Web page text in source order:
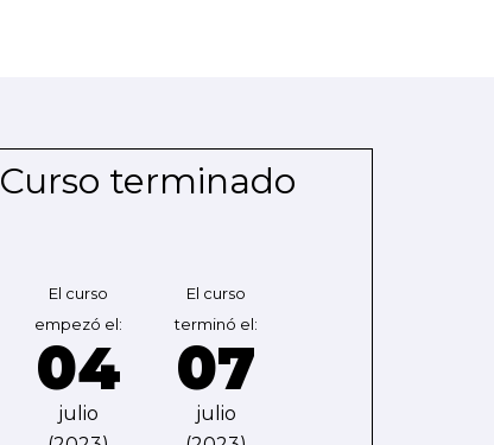
Curso terminado
El curso
empezó el:
04
julio
El curso
terminó el:
07
julio